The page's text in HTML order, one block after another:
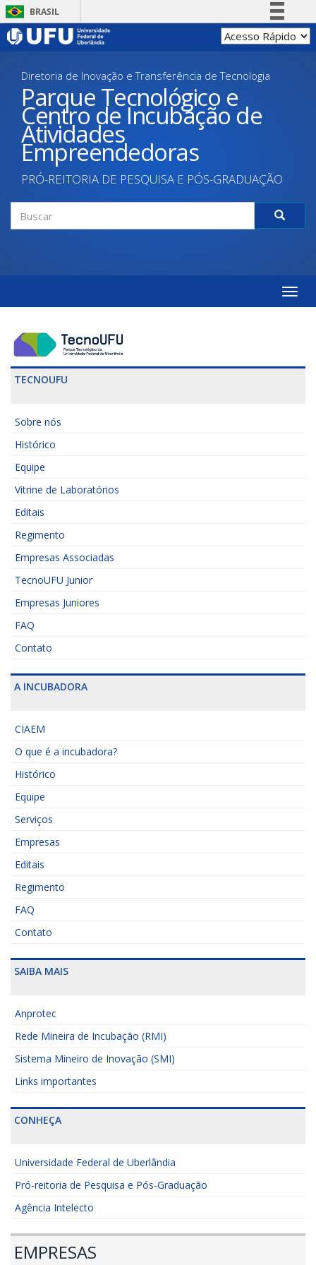
Pular
para
BRASIL
Simplifique!
Participe
Acesso à informação
Legislação
Diretoria de Inovação e Transferência de Tecnologia
Parque Tecnológico e
Centro de Incubação de
Atividades
Empreendedoras
PRÓ-REITORIA DE PESQUISA E PÓS-GRADUAÇÃO
Formulário
de
Toggle
TECNOUFU
Sobre nós
Histórico
Equipe
Vitrine de Laboratórios
Editais
Regimento
Empresas Associadas
TecnoUFU Junior
Empresas Juniores
FAQ
Contato
A INCUBADORA
CIAEM
O que é a incubadora?
Histórico
Equipe
Serviços
Empresas
Editais
Regimento
FAQ
Contato
SAIBA MAIS
Anprotec
Rede Mineira de Incubação (RMI)
Sistema Mineiro de Inovação (SMI)
Links importantes
CONHEÇA
Universidade Federal de Uberlândia
Pró-reitoria de Pesquisa e Pós-Graduação
Agência Intelecto
EMPRESAS